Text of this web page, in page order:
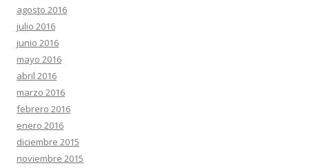
agosto 2016
julio 2016
junio 2016
mayo 2016
abril 2016
marzo 2016
febrero 2016
enero 2016
diciembre 2015
noviembre 2015